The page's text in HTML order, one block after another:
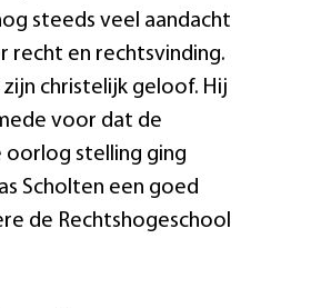
steeds veel aandacht
recht en rechtsvinding.
christelijk geloof. Hij
voor dat de
oorlog stelling ging
Scholten een goed
de Rechtshogeschool